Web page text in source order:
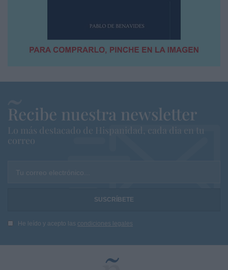
Recibe nuestra newsletter
Lo más destacado de Hispanidad, cada dia en tu
correo
Tu correo electrónico...
He leído y acepto las condiciones legales